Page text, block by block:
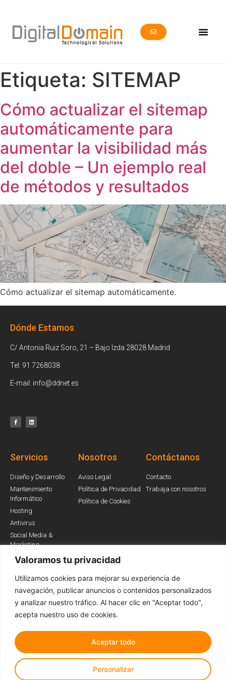
Valoramos tu privacidad
Utilizamos cookies para mejorar su experiencia de
navegación, publicar anuncios o contenidos personalizados
y analizar nuestro tráfico. Al hacer clic en "Aceptar todo",
acepta nuestro uso de cookies.
Personalizar
Aceptar todo
Etiqueta: SITEMAP
Cómo actualizar el sitemap
automáticamente para
aumentar la visibilidad más
del doble – Un ejemplo real
de métodos y resultados
Cómo actualizar el sitemap automáticamente.
Dónde Estamos
C/ Antonia Ruiz Soro, 21 – Bajo Izda 28028 Madrid
Tel: 91 7268038
E-mail: info@ddnet.es
Servicios
Diseño y Desarrollo
Mantenimiento
Informático
Hosting
Antivirus
Social Media &
Marketing
Nosotros
Aviso Legal
Política de Privacidad
Política de Cookies
Contáctanos
Contacto
Trabaja con nosotros
Somos Partners
Todos los derechos reservados © 2022